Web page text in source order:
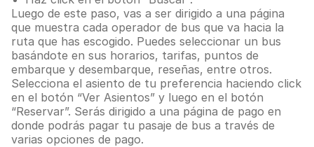
Luego de este paso, vas a ser dirigido a una página
que muestra cada operador de bus que va hacia la
ruta que has escogido. Puedes seleccionar un bus
basándote en sus horarios, tarifas, puntos de
embarque y desembarque, reseñas, entre otros.
Selecciona el asiento de tu preferencia haciendo click
en el botón “Ver Asientos” y luego en el botón
“Reservar”. Serás dirigido a una página de pago en
donde podrás pagar tu pasaje de bus a través de
varias opciones de pago.